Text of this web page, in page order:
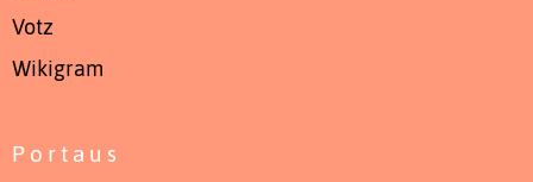
Votz
Wikigram
Portaus